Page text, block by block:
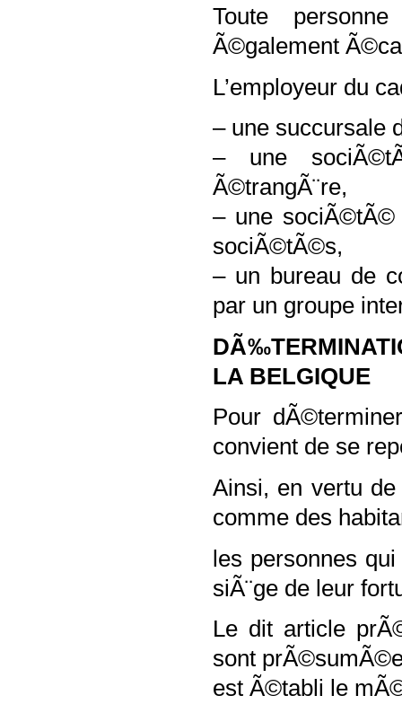
Toute
Ã©galement
L’employeur du
– une succursale
– une
Ã©trangÃ¨re,
– une sociÃ©tÃ©
sociÃ©tÃ©s,
– un bureau de
par un groupe
LA BELGIQUE
Pour
convient de se
Ainsi, en vertu
comme des
les personnes
siÃ¨ge de leur
Le dit article
sont
est Ã©tabli le